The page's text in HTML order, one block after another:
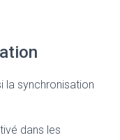
la synchronisation
dans les